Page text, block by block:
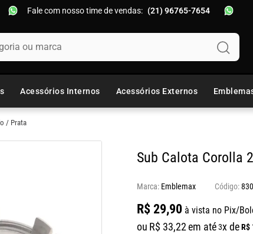
Fale com nosso time de vendas: (21) 96765-7654
marca
Acessórios Internos Acessórios Externos
/ Prata
Sub Calota Corolla
Marca: Emblemax
R$ 29,90 à vista no Pix/
ou R$ 33,22em até3x deR$